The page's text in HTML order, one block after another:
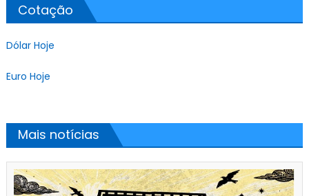
Cotação
Dólar Hoje
Euro Hoje
Mais notícias